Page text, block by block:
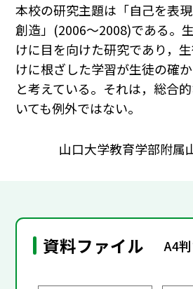
本校の研究主題は「自己を表
創造」(2006～2008)である。
けに目を向けた研究であり，
けに根ざした学習が生徒の確
と考えている。それは，総合
いても例外ではない。
山口大学教育学部附
資料ファイル A4